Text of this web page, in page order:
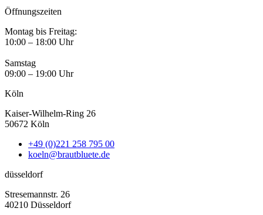
Öffnungszeiten
Montag bis Freitag:
10:00 – 18:00 Uhr
Samstag
09:00 – 19:00 Uhr
Köln
Kaiser-Wilhelm-Ring 26
50672 Köln
+49 (0)221 258 795 00
koeln@brautbluete.de
düsseldorf
Stresemannstr. 26
40210 Düsseldorf